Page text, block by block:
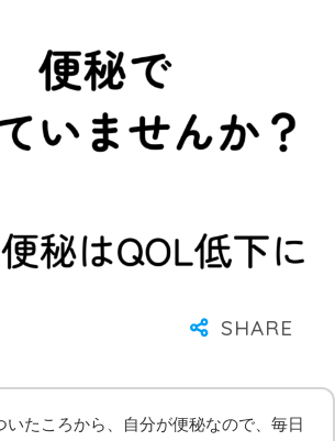
いたころから、自分が便秘なので、毎日